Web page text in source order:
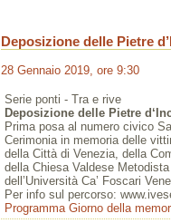
Deposizione delle Pietre
28 Gennaio 2019, ore 9:30
Serie ponti - Tra e rive
Deposizione delle Pietre
Prima posa al numero civico
Cerimonia in memoria delle
della Città di Venezia, della
della Chiesa Valdese
dell’Università Ca’ Foscari
Per info sul percorso:
Programma Giorno della